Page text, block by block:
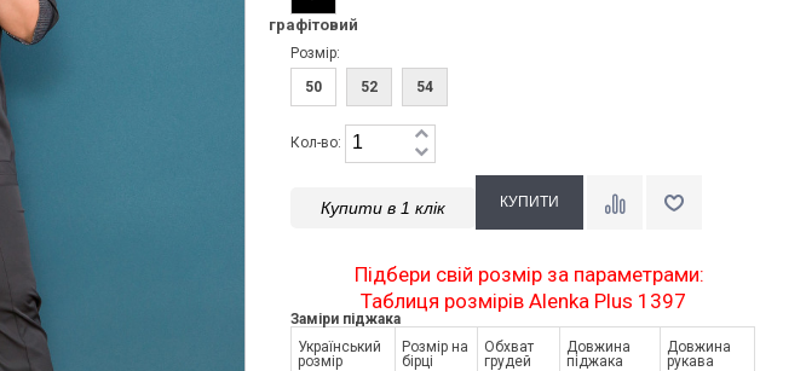
графітовий
Розмір:
50
52 54
Кол-во:
Купити в 1 клік
Підбери свій розмір за параметрами:
Таблиця розмірів Alenka Plus 1397
Заміри піджака
Український
розмір
Розмір на
бірці
Обхват
грудей
Довжина
піджака
Довжина
рукава